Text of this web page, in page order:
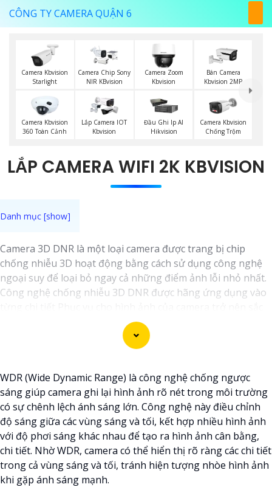
CÔNG TY CAMERA QUẬN 6
Camera Kbvision
Starlight
Camera Chip Sony
NIR KBvision
Camera Zoom
Kbvision
Bán Camera
Kbvision 2MP
Camera Kbvision
360 Toàn Cảnh
Lắp Camera IOT
Kbvision
Đầu Ghi Ip AI
Hikvision
Camera Kbvision
Chống Trộm
LẮP CAMERA WIFI 2K KBVISION
Camera 3D DNR là một loại camera được trang bị chip
chống nhiễu 3D hoạt động bằng cách sử dụng công nghệ
ngoại suy để loại bỏ ngay cả những điểm ảnh lỗi nhỏ nhất.
Công nghệ chống nhiễu 3D DNR được hãng ứng dụng vào
nét, rõ ràng và không bị ảnh hưởng bởi nhiễu hạt.
Với tính năng chống nhiễu 3D DNR camera sẽ giúp bạn
quan sát được hình ảnh chất lượng cao, đặc biệt trong các
Trang bị cao cấp làm cho việc giám sát, quan sát trở nên dễ
dàng và chính xác hơn.
WDR (Wide Dynamic Range) là công nghệ chống ngược
sáng giúp camera ghi lại hình ảnh rõ nét trong môi trường
có sự chênh lệch ánh sáng lớn. Công nghệ này điều chỉnh
độ sáng giữa các vùng sáng và tối, kết hợp nhiều hình ảnh
với độ phơi sáng khác nhau để tạo ra hình ảnh cân bằng,
chi tiết. Nhờ WDR, camera có thể hiển thị rõ ràng các chi tiết
trong cả vùng sáng và tối, tránh hiện tượng nhòe hình ảnh
khi gặp ánh sáng mạnh.